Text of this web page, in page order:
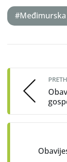
#Međimurska